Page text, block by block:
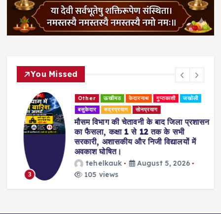
You Missed
3
Other ऊखीमठ केदारनाथ गुप्तकाशी
जखोली
बसुकेदार
रुद्रप्रयाग सोनप्रयाग
मौसम विभाग की चेतावनी के बाद जिला प्रशासन
का फैसला, कक्षा 1 से 12 तक के सभी
सरकारी, अशासकीय और निजी विद्यालयों में
अवकाश घोषित।
tehelkauk
August 5, 2026
105 views